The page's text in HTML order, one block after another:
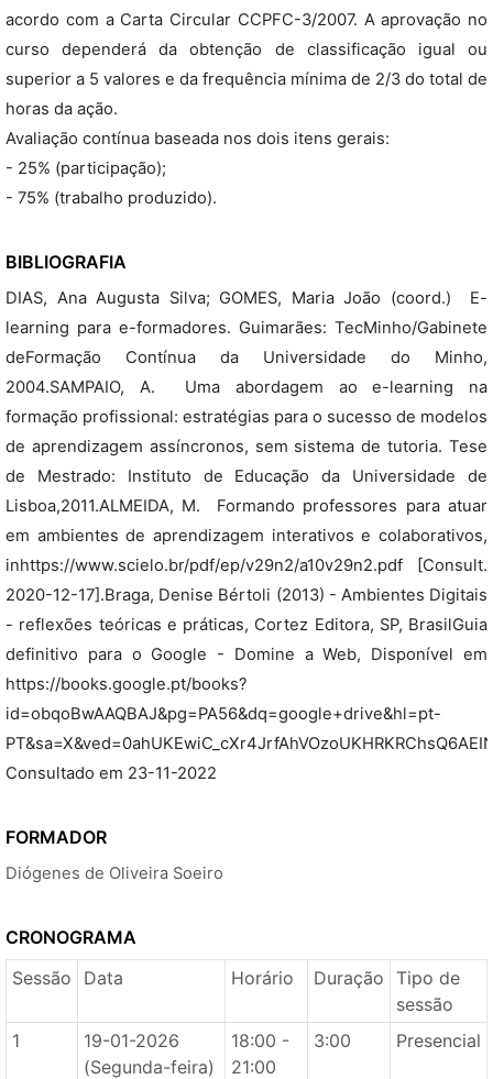
acordo com a Carta Circular CCPFC-3/2007. A aprovação no
curso dependerá da obtenção de classificação igual ou
superior a 5 valores e da frequência mínima de 2/3 do total de
horas da ação.
Avaliação contínua baseada nos dois itens gerais:
- 25% (participação);
- 75% (trabalho produzido).
BIBLIOGRAFIA
DIAS, Ana Augusta Silva; GOMES, Maria João (coord.)  E-
learning para e-formadores. Guimarães: TecMinho/Gabinete
deFormação Contínua da Universidade do Minho,
2004.SAMPAIO, A.  Uma abordagem ao e-learning na
formação profissional: estratégias para o sucesso de modelos
de aprendizagem assíncronos, sem sistema de tutoria. Tese
de Mestrado: Instituto de Educação da Universidade de
Lisboa,2011.ALMEIDA, M.  Formando professores para atuar
em ambientes de aprendizagem interativos e colaborativos,
inhttps://www.scielo.br/pdf/ep/v29n2/a10v29n2.pdf [Consult.
2020-12-17].Braga, Denise Bértoli (2013) - Ambientes Digitais
- reflexões teóricas e práticas, Cortez Editora, SP, BrasilGuia
definitivo para o Google - Domine a Web, Disponível em
https://books.google.pt/books?
id=obqoBwAAQBAJ&pg=PA56&dq=google+drive&hl=pt-
Consultado em 23-11-2022
FORMADOR
Diógenes de Oliveira Soeiro
CRONOGRAMA
Sessão
Data Horário Duração Tipo de
sessão
1
19-01-2026
(Segunda-feira)
18:00 -
21:00
3:00 Presencial